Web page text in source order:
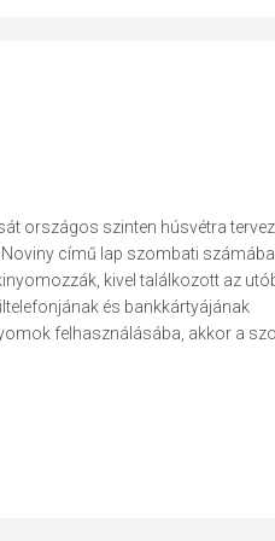
országos szinten húsvétra
című lap szombati
kivel találkozott az
és bankkártyájának
felhasználásába, akkor a